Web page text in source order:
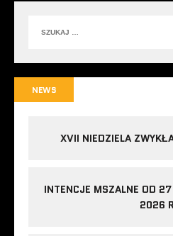
NEWS
XVII NIEDZIELA
INTENCJE MSZALNE OD
2026